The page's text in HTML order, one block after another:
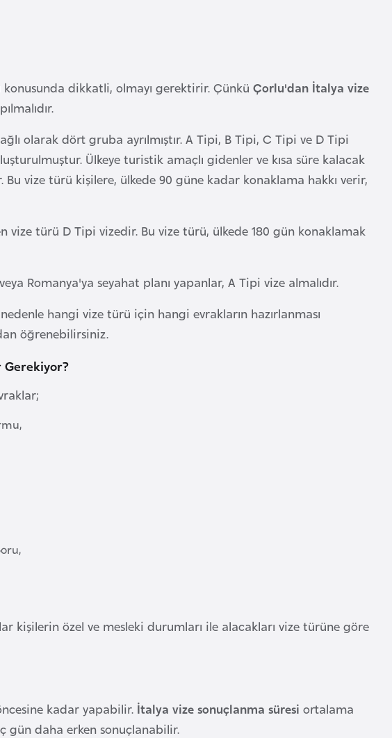
konusunda dikkatli, olmayı gerektirir. Çünkü Çorlu'dan İtalya vize
olarak dört gruba ayrılmıştır. A Tipi, B Tipi, C Tipi ve D Tipi
Ülkeye turistik amaçlı gidenler ve kısa süre kalacak
vize türü kişilere, ülkede 90 güne kadar konaklama hakkı verir,
vize türü D Tipi vizedir. Bu vize türü, ülkede 180 gün konaklamak
Romanya'ya seyahat planı yapanlar, A Tipi vize almalıdır.
hangi vize türü için hangi evrakların hazırlanması
öğrenebilirsiniz.
kişilerin özel ve mesleki durumları ile alacakları vize türüne göre
kadar yapabilir. İtalya vize sonuçlanma süresi ortalama
gün daha erken sonuçlanabilir.